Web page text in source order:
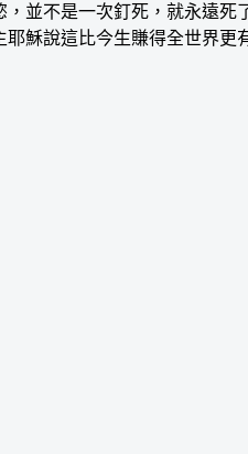
並不是一次釘死，就永遠
穌說這比今生賺得全世界更